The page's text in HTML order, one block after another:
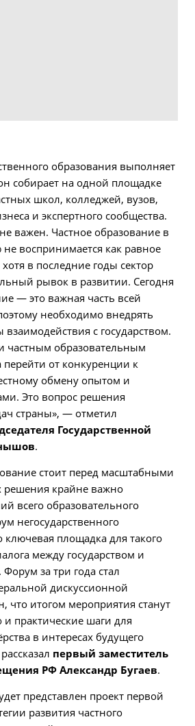
образования выполняет
собирает на одной площадке
школ, колледжей, вузов,
и экспертного сообщества.
важен. Частное образование в
не воспринимается как равное
в последние годы сектор
рывок в развитии. Сегодня
— это важная часть всей
необходимо внедрять
с государством.
частным образовательным
от конкуренции к
обмену опытом и
Это вопрос решения
страны», — отметил
Государственной
.
стоит перед масштабными
решения крайне важно
всего образовательного
негосударственного
площадка для такого
между государством и
за три года стал
дискуссионной
что итогом мероприятия станут
практические шаги для
в интересах будущего
первый заместитель
РФ Александр Бугаев.
представлен проект первой
развития частного